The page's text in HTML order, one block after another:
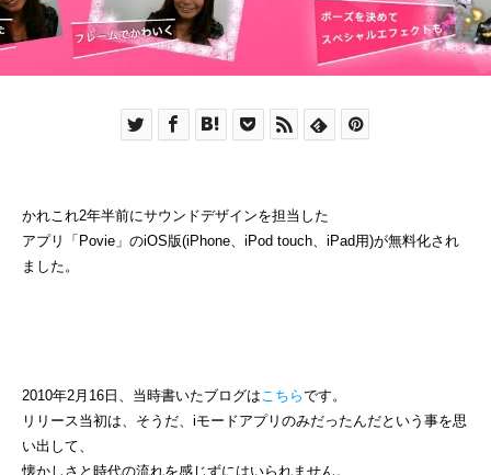
かれこれ2年半前にサウンドデザインを担当した
アプリ「Povie」のiOS版(iPhone、iPod touch、iPad用)が無料化され
ました。
2010年2月16日、当時書いたブログはこちらです。
リリース当初は、そうだ、iモードアプリのみだったんだという事を思
い出して、
懐かしさと時代の流れを感じずにはいられません。